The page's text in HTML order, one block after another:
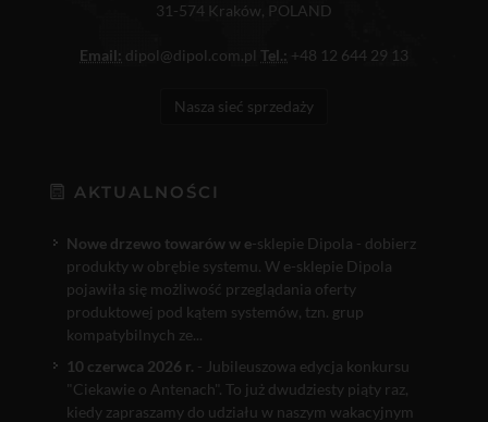
31-574 Kraków, POLAND
Email: dipol@dipol.com.pl Tel.: +48 12 644 29 13
Nasza sieć sprzedaży
AKTUALNOŚCI
Nowe drzewo towarów w e-sklepie Dipola - dobierz
produkty w obrębie systemu. W e-sklepie Dipola
pojawiła się możliwość przeglądania oferty
produktowej pod kątem systemów, tzn. grup
kompatybilnych ze...
10 czerwca 2026 r. - Jubileuszowa edycja konkursu
"Ciekawie o Antenach". To już dwudziesty piąty raz,
kiedy zapraszamy do udziału w naszym wakacyjnym